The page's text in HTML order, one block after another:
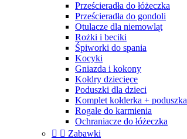
Prześcieradła do łóżeczka
Prześcieradła do gondoli
Otulacze dla niemowląt
Rożki i beciki
Śpiworki do spania
Kocyki
Gniazda i kokony
Kołdry dziecięce
Poduszki dla dzieci
Komplet kołderka + poduszka
Rogale do karmienia
Ochraniacze do łóżeczka
  Zabawki